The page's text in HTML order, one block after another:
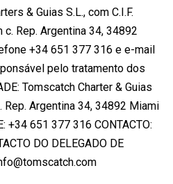
& Guias S.L., com C.I.F.
Rep. Argentina 34, 34892
+34 651 377 316 e e-mail
pelo tratamento dos
Tomscatch Charter & Guias
Rep. Argentina 34, 34892 Miami
+34 651 377 316 CONTACTO:
DO DELEGADO DE